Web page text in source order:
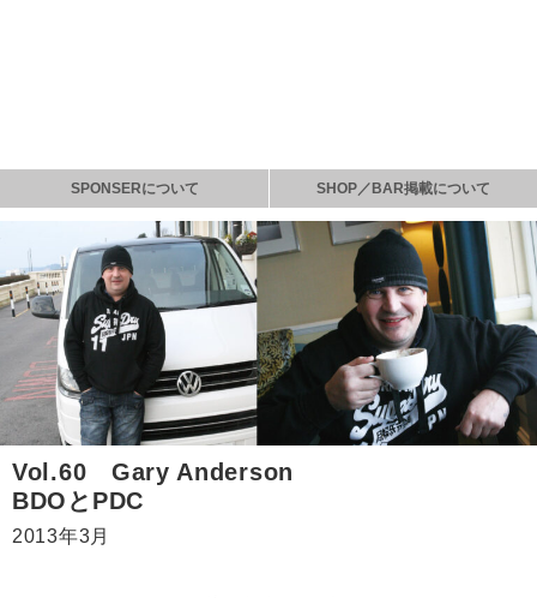
SPONSERについて SHOP／BAR掲載について
Vol.60 Gary Anderson
BDOとPDC
2013年3月